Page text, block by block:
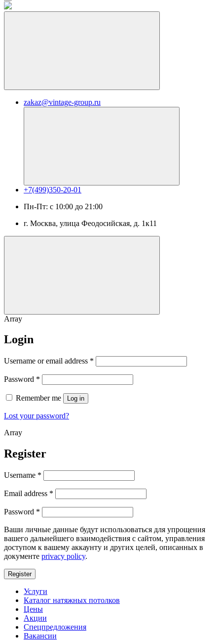
zakaz@vintage-group.ru
+7(499)350-20-01
Пн-Пт: с 10:00 до 21:00
г. Москва, ​улица Феодосийская, д. 1к11
Array
Login
Username or email address *
Password *
Remember me Log in
Lost your password?
Array
Register
Username *
Email address *
Password *
Ваши личные данные будут использоваться для упрощения
вашего дальнейшего взаимодействия с сайтом, управления
доступом к вашему аккаунту и других целей, описанных в
документе privacy policy.
Register
Услуги
Каталог натяжных потолков
Цены
Акции
Спецпредложения
Вакансии